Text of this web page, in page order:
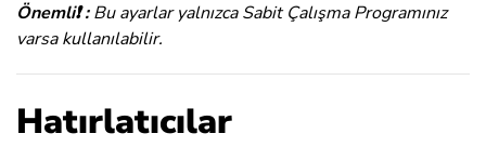
Önemli❗️ :Bu ayarlar yalnızca Sabit Çalışma Programınız
varsa kullanılabilir.
Hatırlatıcılar